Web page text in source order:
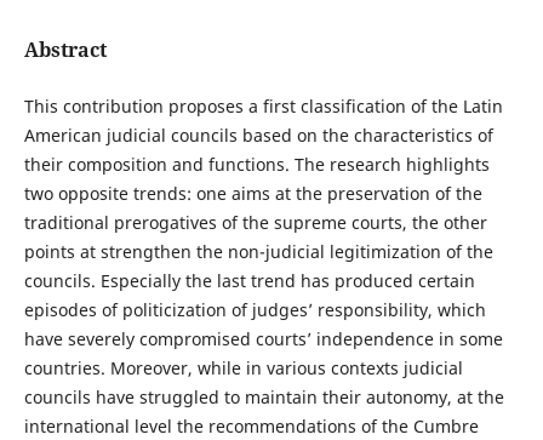
Abstract
This contribution proposes a first classification of the Latin
American judicial councils based on the characteristics of
their composition and functions. The research highlights
two opposite trends: one aims at the preservation of the
traditional prerogatives of the supreme courts, the other
points at strengthen the non-judicial legitimization of the
councils. Especially the last trend has produced certain
episodes of politicization of judges’ responsibility, which
have severely compromised courts’ independence in some
countries. Moreover, while in various contexts judicial
councils have struggled to maintain their autonomy, at the
international level the recommendations of the Cumbre